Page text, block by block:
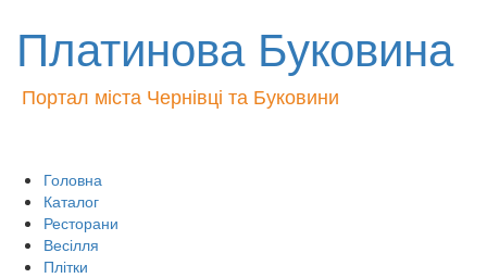
Платинова Буковина
Портал міста Чернівці та Буковини
Головна
Каталог
Ресторани
Весілля
Плітки